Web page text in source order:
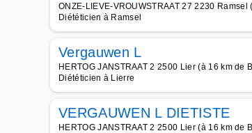
ONZE-LIEVE-VROUWSTRAAT 27 2230
Diététicien à Ramsel
Vergauwen L
HERTOG JANSTRAAT 2 2500 Lier (à 16 km de
Diététicien à Lierre
VERGAUWEN L DIETISTE
HERTOG JANSTRAAT 2 2500 Lier (à 16 km de